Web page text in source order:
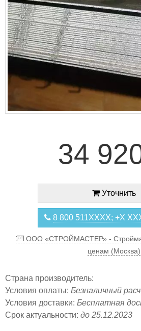
34
Уточнить
8 800 511XXXX; +X
ООО «СТРОЙМАСТЕР» -
ценам (Москва)
Страна производитель:
Условия оплаты: Безналичный
Условия доставки: Бесплатная
Срок актуальности: до 25.12.2023